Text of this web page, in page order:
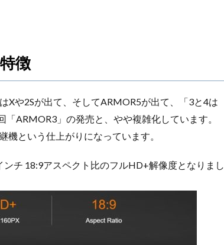
徴
Xや2Sが出て、そしてARMOR5が出て、「3と4は
ARMOR3」の発売と、やや複雑化しています。
という仕上がりになっています。
チ 18:9アスペクト比のフルHD+解像度となりまし